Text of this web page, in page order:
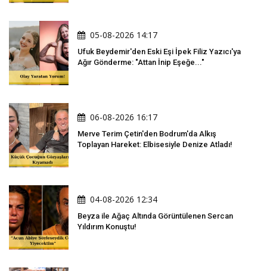
05-08-2026 14:17
Ufuk Beydemir'den Eski Eşi İpek Filiz Yazıcı'ya
Ağır Gönderme: "Attan İnip Eşeğe..."
06-08-2026 16:17
Merve Terim Çetin'den Bodrum'da Alkış
Toplayan Hareket: Elbisesiyle Denize Atladı!
04-08-2026 12:34
Beyza ile Ağaç Altında Görüntülenen Sercan
Yıldırım Konuştu!